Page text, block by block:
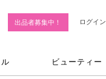
出品者募集中！ ログイン
ビューティー